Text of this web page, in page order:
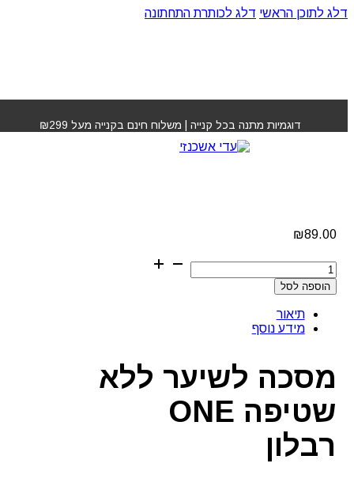
דלג לתוכן הראשי דלג לכותרת התחתונה
דוגמיות מתנה בכל קנייה | משלוח חינם בקנייה מעל ₪299
מסכה לשיער ללא שטיפה
₪89.00
כמות
של
מסכה
ללא
שטיפה
הוספה לסל
תיאור
מידע נוסף
מסכה לשיער ללא
שטיפה ONE
רבלון